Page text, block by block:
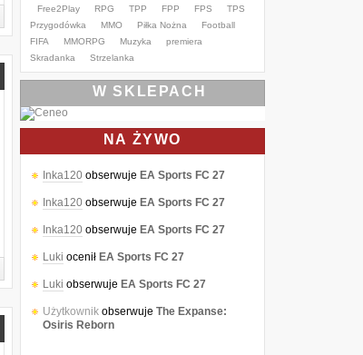
Free2Play
RPG TPP FPP FPS
TPS
Przygodówka
MMO Piłka Nożna
Football
FIFA
MMORPG Muzyka
premiera
Skradanka
Strzelanka
W SKLEPACH
NA ŻYWO
Inka120 obserwuje EA Sports FC 27
Inka120 obserwuje EA Sports FC 27
Inka120 obserwuje EA Sports FC 27
Inka120obserwujeEA Sports FC 27
Luki oceniłEA Sports FC 27
LukiobserwujeEA Sports FC 27